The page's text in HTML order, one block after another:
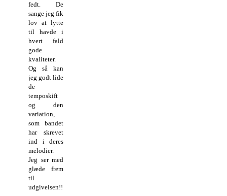
fedt. De
sange jeg fik
lov at lytte
til havde i
hvert fald
gode
kvaliteter.
Og så kan
jeg godt lide
de
temposkift
og den
variation,
som bandet
har skrevet
ind i deres
melodier.
Jeg ser med
glæde frem
til
udgivelsen!!